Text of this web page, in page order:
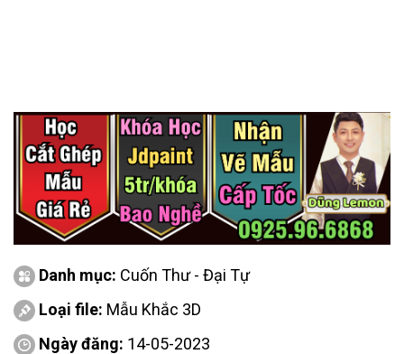
Danh mục: Cuốn Thư - Đại Tự
Loại file: Mẫu Khắc 3D
Ngày đăng: 14-05-2023